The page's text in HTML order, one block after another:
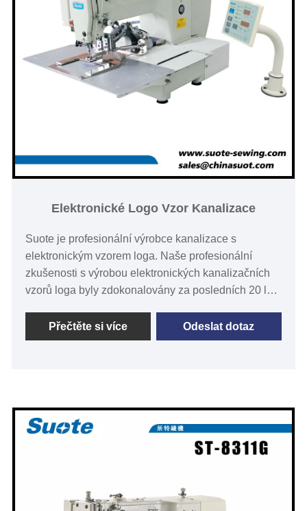
Elektronické Logo Vzor Kanalizace
Suote je profesionální výrobce kanalizace s
elektronickým vzorem loga. Naše profesionální
zkušenosti s výrobou elektronických kanalizačních
vzorů loga byly zdokonalovány za posledních 20 let.
k šití různých velikostí kožených štítků, štítků značek,
výstražných štítků na džínách, taškách,
Přečtěte si více Odeslat dotaz